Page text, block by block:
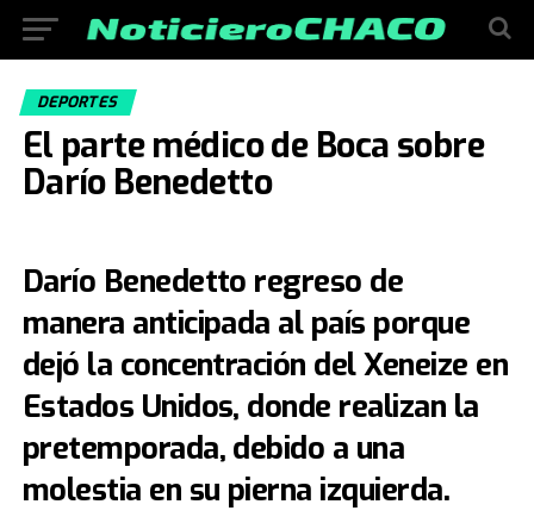
DEPORTES
El parte médico de Boca sobre
Darío Benedetto
Darío Benedetto regreso de
manera anticipada al país porque
dejó la concentración del Xeneize en
Estados Unidos, donde realizan la
pretemporada, debido a una
molestia en su pierna izquierda.